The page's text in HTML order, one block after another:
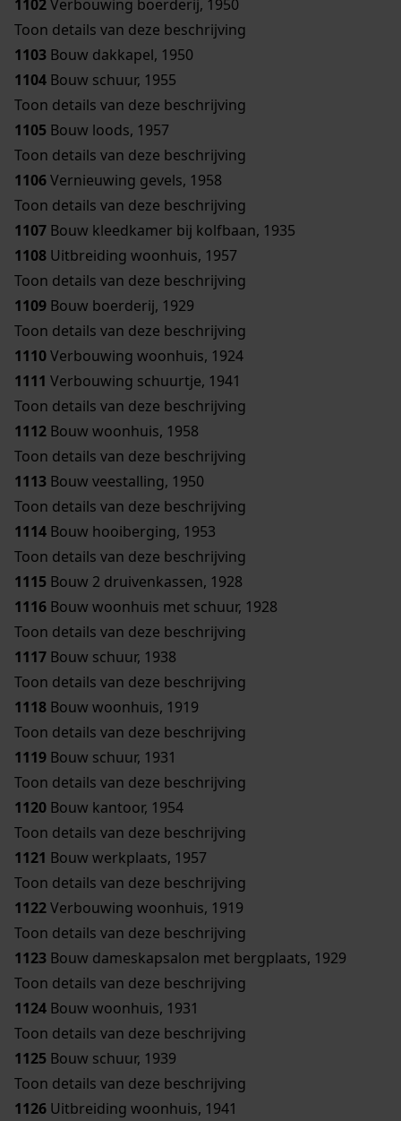
1102Verbouwing boerderij, 1950
Toon details van deze beschrijving
1103 Bouw dakkapel, 1950
1104 Bouw schuur, 1955
Toon details van deze beschrijving
1105 Bouw loods, 1957
Toon details van deze beschrijving
1106Vernieuwing gevels, 1958
Toon details van deze beschrijving
1107 Bouw kleedkamer bij kolfbaan, 1935
1108 Uitbreiding woonhuis, 1957
Toon details van deze beschrijving
1109 Bouw boerderij, 1929
Toon details van deze beschrijving
1110Verbouwing woonhuis, 1924
1111 Verbouwing schuurtje, 1941
Toon details van deze beschrijving
1112 Bouw woonhuis, 1958
Toon details van deze beschrijving
1113 Bouw veestalling, 1950
Toon details van deze beschrijving
1114 Bouw hooiberging, 1953
Toon details van deze beschrijving
1115 Bouw 2 druivenkassen, 1928
1116 Bouw woonhuis met schuur, 1928
Toon details van deze beschrijving
1117 Bouw schuur, 1938
Toon details van deze beschrijving
1118 Bouw woonhuis, 1919
Toon details van deze beschrijving
1119 Bouw schuur, 1931
Toon details van deze beschrijving
1120 Bouw kantoor, 1954
Toon details van deze beschrijving
1121 Bouw werkplaats, 1957
Toon details van deze beschrijving
1122Verbouwing woonhuis, 1919
Toon details van deze beschrijving
1123 Bouw dameskapsalon met bergplaats, 1929
Toon details van deze beschrijving
1124 Bouw woonhuis, 1931
Toon details van deze beschrijving
1125 Bouw schuur, 1939
Toon details van deze beschrijving
1126 Uitbreiding woonhuis, 1941